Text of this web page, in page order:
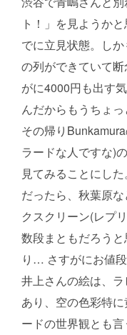
ト！」を見ようか
でに立見状態。し
の列ができていて
がに4000円も出す
んだからもうちょっ
その帰り
ラードな人ですな)
見てみることにし
だったら、秋葉原
クスクリーン(レプ
数段まともだろう
り… さすがにお値段
井上さんの絵は、
あり、空の色彩特
ードの世界観とも